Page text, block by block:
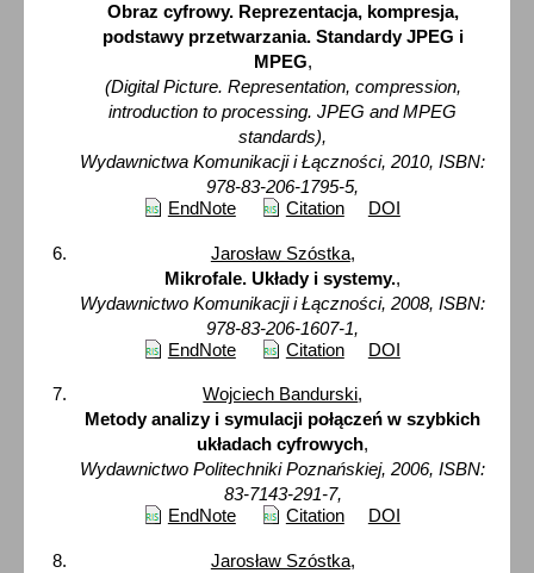
Obraz cyfrowy. Reprezentacja, kompresja,
podstawy przetwarzania. Standardy JPEG i
MPEG,
(Digital Picture. Representation, compression,
introduction to processing. JPEG and MPEG
standards),
Wydawnictwa Komunikacji i Łączności, 2010, ISBN:
978-83-206-1795-5,
EndNote
Citation DOI
Jarosław Szóstka,
Mikrofale. Układy i systemy.,
Wydawnictwo Komunikacji i Łączności, 2008, ISBN:
978-83-206-1607-1,
EndNote
Citation DOI
Wojciech Bandurski,
Metody analizy i symulacji połączeń w szybkich
układach cyfrowych,
Wydawnictwo Politechniki Poznańskiej, 2006, ISBN:
83-7143-291-7,
EndNote
Citation DOI
Jarosław Szóstka,